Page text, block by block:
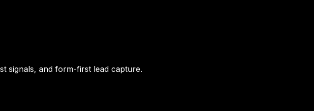
signals, and form-first lead capture.